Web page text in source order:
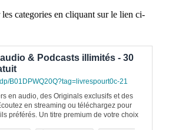
categories en cliquant sur le lien ci-
& Podcasts illimités - 30
B01DPWQ20Q?tag=livrespourt0c-21
en audio, des Originals exclusifs et des
en streaming ou téléchargez pour
préférés. Un titre premium de votre choix